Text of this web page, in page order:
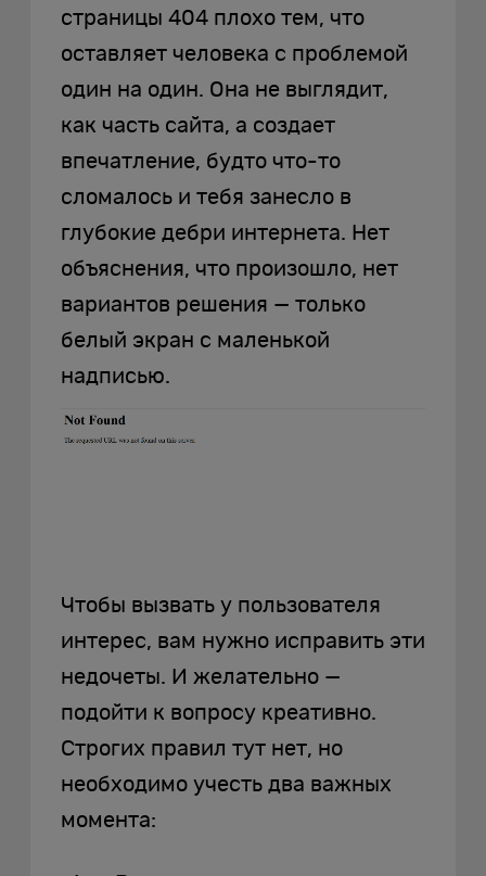
страницы 404 плохо тем, что
оставляет человека с проблемой
один на один. Она не выглядит,
как часть сайта, а создает
впечатление, будто что-то
сломалось и тебя занесло в
глубокие дебри интернета. Нет
объяснения, что произошло, нет
вариантов решения — только
белый экран с маленькой
надписью.
Чтобы вызвать у пользователя
интерес, вам нужно исправить эти
недочеты. И желательно —
подойти к вопросу креативно.
Строгих правил тут нет, но
необходимо учесть два важных
момента: